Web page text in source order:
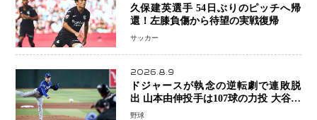
久保建英選手 54日ぶりのピッチへ帰
還！左膝負傷から待望の実戦復帰
サッカー
2026.8.9
ドジャースが執念の逆転劇で連敗脱
出 山本由伸投手は107球の力投 大谷翔
平選手が延長10回に勝利を呼び込む一
野球